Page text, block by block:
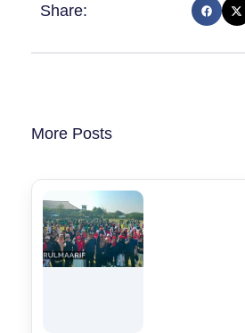
Share:
More Posts